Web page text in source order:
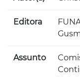
Editora
Assunto